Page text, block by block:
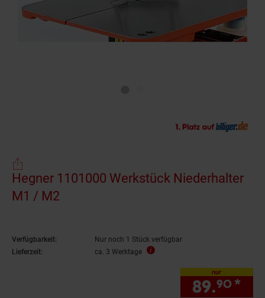
Hegner 1101000 Werkstück Niederhalter
M1 / M2
Verfügbarkeit:
Nur noch 1 Stück verfügbar
Lieferzeit:
ca. 3 Werktage
nur
89.90 *